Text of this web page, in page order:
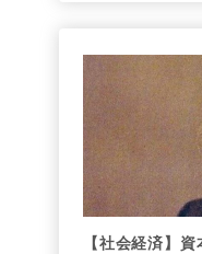
【社会経済】